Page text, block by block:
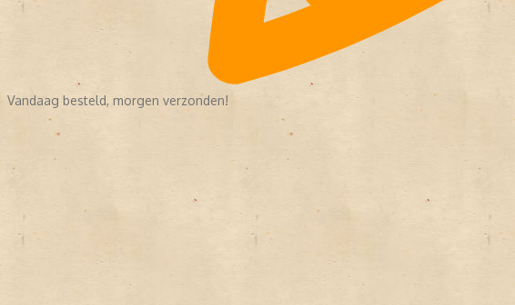
Vandaag besteld, morgen verzonden!